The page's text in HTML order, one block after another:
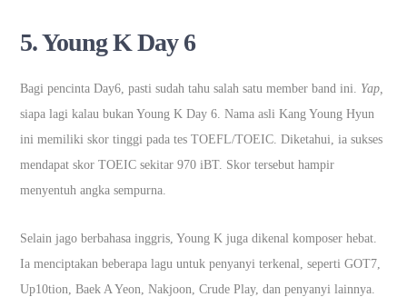
5. Young K Day 6
Bagi pencinta Day6, pasti sudah tahu salah satu member band ini. Yap,
siapa lagi kalau bukan Young K Day 6. Nama asli Kang Young Hyun
ini memiliki skor tinggi pada tes TOEFL/TOEIC. Diketahui, ia sukses
mendapat skor TOEIC sekitar 970 iBT. Skor tersebut hampir
menyentuh angka sempurna.
Selain jago berbahasa inggris, Young K juga dikenal komposer hebat.
Ia menciptakan beberapa lagu untuk penyanyi terkenal, seperti GOT7,
Up10tion, Baek A Yeon, Nakjoon, Crude Play, dan penyanyi lainnya.